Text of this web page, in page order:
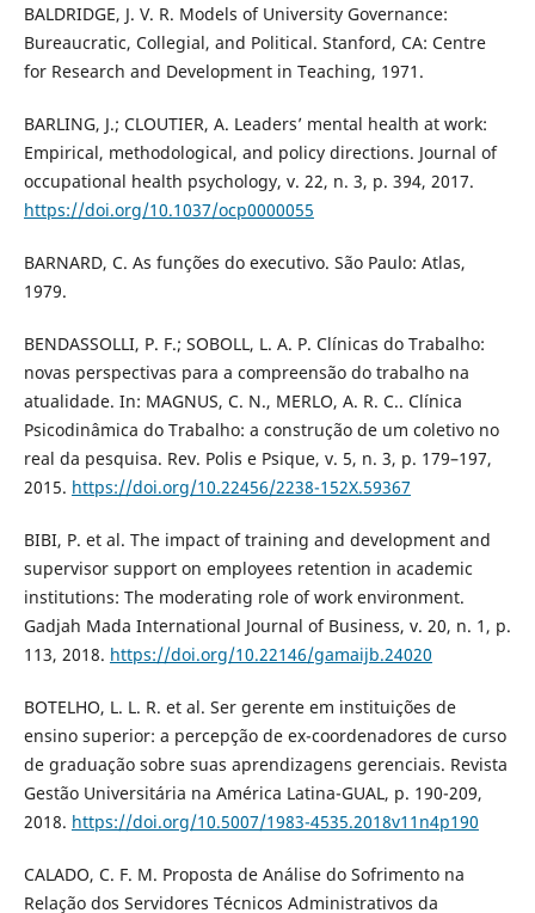
BALDRIDGE, J. V. R. Models of University Governance:
Bureaucratic, Collegial, and Political. Stanford, CA: Centre
for Research and Development in Teaching, 1971.
BARLING, J.; CLOUTIER, A. Leaders’ mental health at work:
Empirical, methodological, and policy directions. Journal of
occupational health psychology, v. 22, n. 3, p. 394, 2017.
https://doi.org/10.1037/ocp0000055
BARNARD, C. As funções do executivo. São Paulo: Atlas,
1979.
BENDASSOLLI, P. F.; SOBOLL, L. A. P. Clínicas do Trabalho:
novas perspectivas para a compreensão do trabalho na
atualidade. In: MAGNUS, C. N., MERLO, A. R. C.. Clínica
Psicodinâmica do Trabalho: a construção de um coletivo no
real da pesquisa. Rev. Polis e Psique, v. 5, n. 3, p. 179–197,
2015. https://doi.org/10.22456/2238-152X.59367
BIBI, P. et al. The impact of training and development and
supervisor support on employees retention in academic
institutions: The moderating role of work environment.
Gadjah Mada International Journal of Business, v. 20, n. 1, p.
113, 2018. https://doi.org/10.22146/gamaijb.24020
BOTELHO, L. L. R. et al. Ser gerente em instituições de
ensino superior: a percepção de ex-coordenadores de curso
de graduação sobre suas aprendizagens gerenciais. Revista
Gestão Universitária na América Latina-GUAL, p. 190-209,
2018. https://doi.org/10.5007/1983-4535.2018v11n4p190
CALADO, C. F. M. Proposta de Análise do Sofrimento na
Relação dos Servidores Técnicos Administrativos da